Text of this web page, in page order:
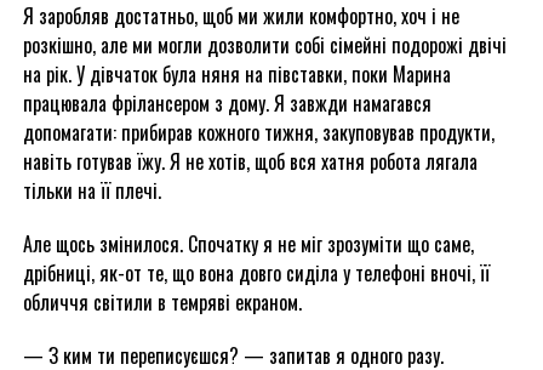
Я заробляв достатньо, щоб ми жили комфортно, хоч і не
розкішно, але ми могли дозволити собі сімейні подорожі двічі
на рік. У дівчаток була няня на півставки, поки Марина
працювала фрілансером з дому. Я завжди намагався
допомагати: прибирав кожного тижня, закуповував продукти,
навіть готував їжу. Я не хотів, щоб вся хатня робота лягала
тільки на її плечі.
Але щось змінилося. Спочатку я не міг зрозуміти що саме,
дрібниці, як-от те, що вона довго сиділа у телефоні вночі, її
обличчя світили в темряві екраном.
— З ким ти переписуєшся? — запитав я одного разу.